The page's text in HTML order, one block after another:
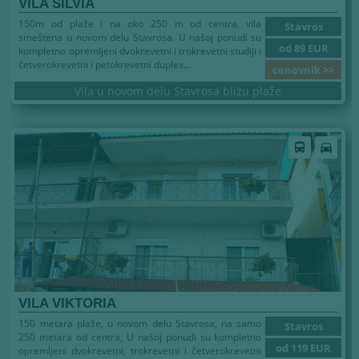
VILA SILVIA
Stavros
od 89 EUR
cenovnik >>
150m od plaže i na oko 250 m od centra, vila
smeštena u novom delu Stavrosa. U našoj ponudi su
kompletno opremljeni dvokrevetni i trokrevetni studiji i
četverokrevetni i petokrevetni duplex...
Vila u novom delu Stavrosa blizu plaže
directions_bus directions_car
VILA VIKTORIA
Stavros
od 119 EUR
150 metara plaže, u novom delu Stavrosa, na samo
250 metara od centra, U našoj ponudi su kompletno
opremljeni dvokrevetni, trokrevetni i četverokrevetni